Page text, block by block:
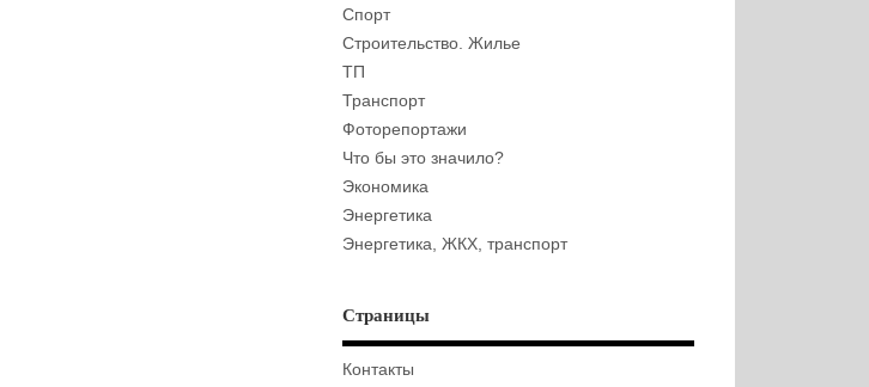
Спорт
Строительство. Жилье
ТП
Транспорт
Фоторепортажи
Что бы это значило?
Экономика
Энергетика
Энергетика, ЖКХ, транспорт
Страницы
Контакты